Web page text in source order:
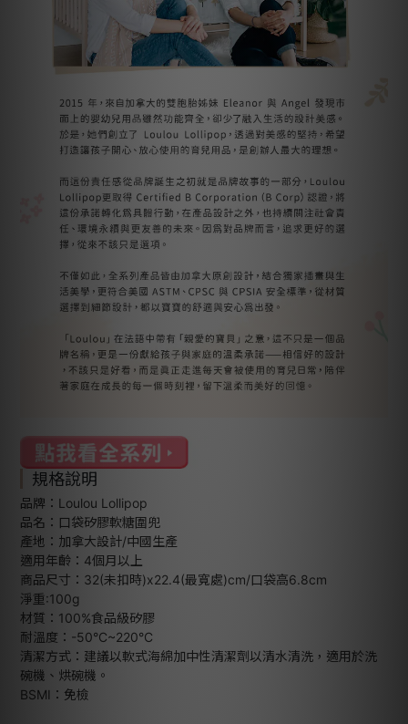
規格說明
品牌：Loulou Lollipop
品名：口袋矽膠軟糖圍兜
產地：加拿大設計/中國生產
適用年齡：4個月以上
商品尺寸：32(未扣時)x22.4(最寬處)cm/口袋高6.8cm
淨重:100g
材質：100%食品級矽膠
耐溫度：-50°C~220°C
清潔方式：建議以軟式海綿加中性清潔劑以清水清洗，適用於洗
碗機、烘碗機。
BSMI：免檢